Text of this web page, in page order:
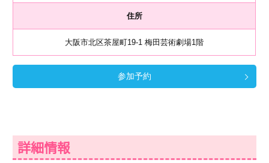
住所
大阪市北区茶屋町19-1 梅田芸術劇場1階
参加予約
詳細情報